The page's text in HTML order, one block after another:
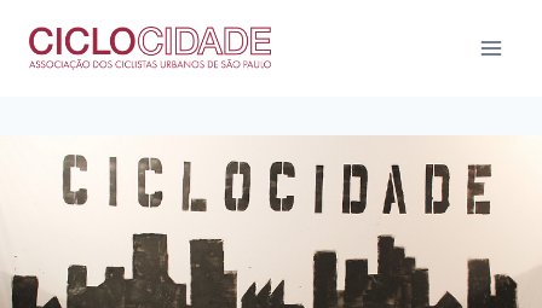
para